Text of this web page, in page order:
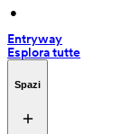
•
Entryway
Esplora tutte
Spazi